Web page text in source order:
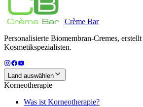
Crème Bar
Personalisierte Biomembran-Cremes,
Kosmetikspezialisten.
Land auswählen
Korneotherapie
Was ist Korneotherapie?